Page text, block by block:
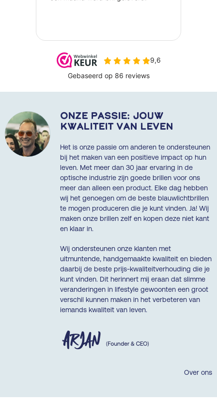
Onze passie: jouw
kwaliteit van leven
Het is onze passie om anderen te ondersteunen
bij het maken van een positieve impact op hun
leven. Met meer dan 30 jaar ervaring in de
optische industrie zijn goede brillen voor ons
meer dan alleen een product. Elke dag hebben
wij het genoegen om de beste blauwlichtbrillen
te mogen produceren die je kunt vinden. Ja! Wij
maken onze brillen zelf en kopen deze niet kant
en klaar in.
Wij ondersteunen onze klanten met
uitmuntende, handgemaakte kwaliteit en bieden
daarbij de beste prijs-kwaliteitverhouding die je
kunt vinden. Dit herinnert mij eraan dat slimme
veranderingen in lifestyle gewoonten een groot
verschil kunnen maken in het verbeteren van
iemands kwaliteit van leven.
Over ons